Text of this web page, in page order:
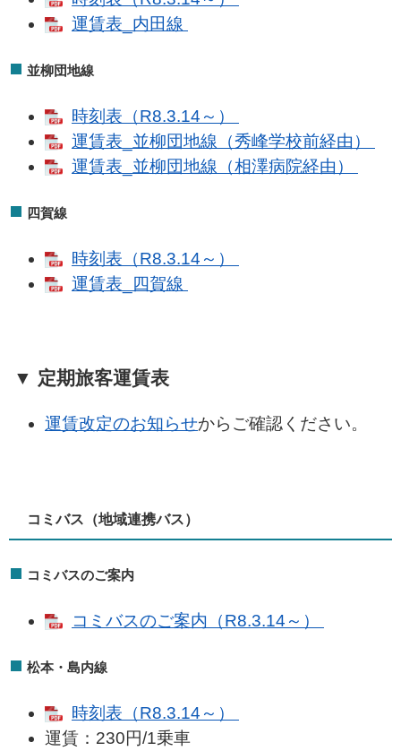
運賃表_内田線
並柳団地線
時刻表（R8.3.14～）
運賃表_並柳団地線（秀峰学校前経由）
運賃表_並柳団地線（相澤病院経由）
四賀線
時刻表（R8.3.14～）
運賃表_四賀線
▼ 定期旅客運賃表​
運賃改定のお知らせからご確認ください。
コミバス（地域連携バス）
コミバスのご案内
コミバスのご案内（R8.3.14～）
松本・島内線
時刻表（R8.3.14～）
運賃：230円/1乗車